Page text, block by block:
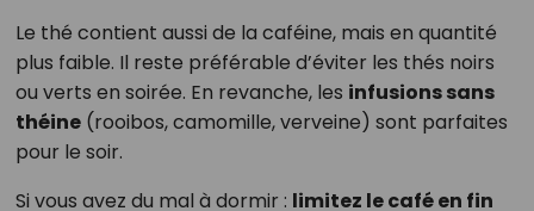
Le thé contient aussi de la caféine, mais en quantité
plus faible. Il reste préférable d’éviter les thés noirs
ou verts en soirée. En revanche, les infusions sans
théine(rooibos, camomille, verveine) sont parfaites
pour le soir.
Si vous avez du mal à dormir : limitez le café en fin